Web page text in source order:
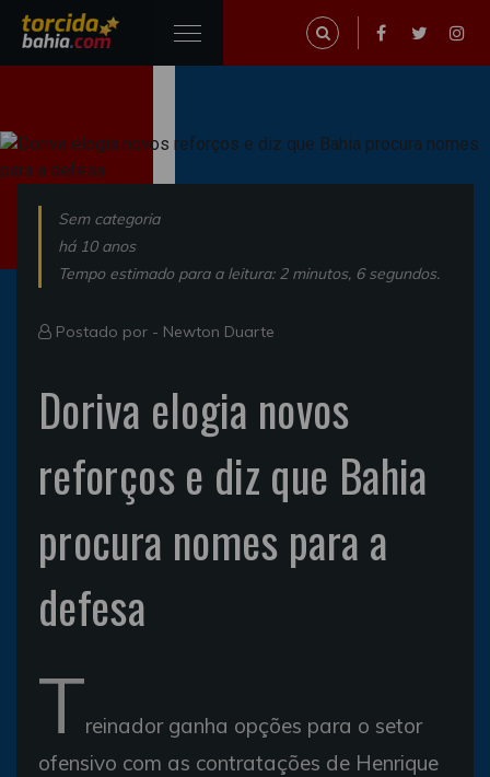
Sem categoria
há 10 anos
Tempo estimado para a leitura: 2 minutos, 6 segundos.
Postado por - Newton Duarte
Doriva elogia novos
reforços e diz que Bahia
procura nomes para a
defesa
Treinador ganha opções para o setor
ofensivo com as contratações de Henrique